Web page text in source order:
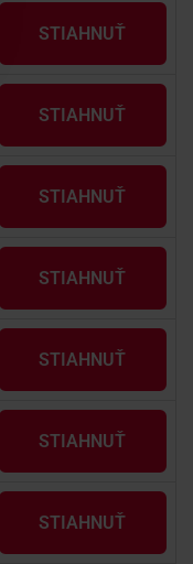
STIAHNUŤ
STIAHNUŤ
STIAHNUŤ
STIAHNUŤ
STIAHNUŤ
STIAHNUŤ
STIAHNUŤ